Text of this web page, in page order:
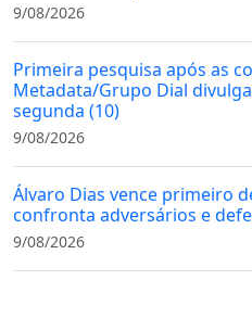
9/08/2026
Primeira pesquisa após as
Metadata/Grupo Dial
segunda (10)
9/08/2026
Álvaro Dias vence primeiro
confronta adversários e
9/08/2026